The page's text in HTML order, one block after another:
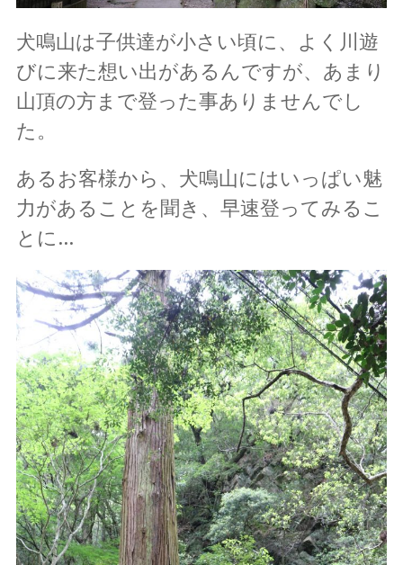
犬鳴山は子供達が小さい頃に、よく川遊
びに来た想い出があるんですが、あまり
山頂の方まで登った事ありませんでし
た。
あるお客様から、犬鳴山にはいっぱい魅
力があることを聞き、早速登ってみるこ
とに…